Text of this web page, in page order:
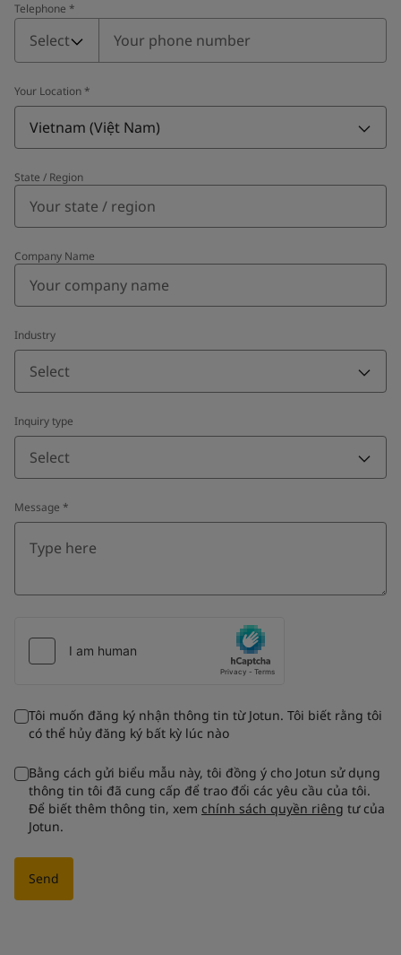
Telephone *
Telephone
Select
Your Location *
Vietnam (Việt Nam)
State / Region
Company Name
Industry
Select
Inquiry type
Select
Message *
Tôi muốn đăng ký nhận thông tin từ Jotun. Tôi biết rằng tôi
có thể hủy đăng ký bất kỳ lúc nào
Bằng cách gửi biểu mẫu này, tôi đồng ý cho Jotun sử dụng
thông tin tôi đã cung cấp để trao đổi các yêu cầu của tôi.
Để biết thêm thông tin, xem chính sách quyền riêng tư của
Jotun.
Send